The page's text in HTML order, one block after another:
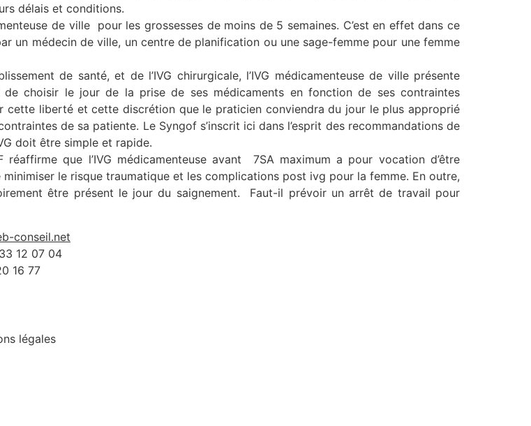
délais et conditions.
de ville pour les grossesses de moins de 5 semaines. C’est en effet dans ce
un médecin de ville, un centre de planification ou une sage-femme pour une femme
de santé, et de l’IVG chirurgicale, l’IVG médicamenteuse de ville présente
choisir le jour de la prise de ses médicaments en fonction de ses contraintes
cette liberté et cette discrétion que le praticien conviendra du jour le plus approprié
de sa patiente. Le Syngof s’inscrit ici dans l’esprit des recommandations de
doit être simple et rapide.
que l’IVG médicamenteuse avant 7SA maximum a pour vocation d’être
le risque traumatique et les complications post ivg pour la femme. En outre,
être présent le jour du saignement. Faut-il prévoir un arrêt de travail pour
conseil.net
12 07 04
16 77
légales